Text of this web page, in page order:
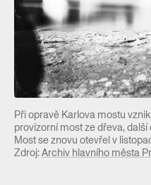
Při opravě Karlova mostu
provizorní most ze dřeva,
Most se znovu otevřel v
Zdroj:Archiv hlavního města